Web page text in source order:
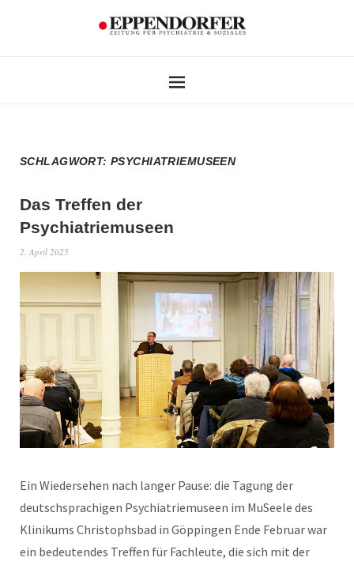
SCHLAGWORT:PSYCHIATRIEMUSEEN
Das Treffen der
Psychiatriemuseen
2. April 2025
Ein Wiedersehen nach langer Pause: die Tagung der
deutschsprachigen Psychiatriemuseen im MuSeele des
Klinikums Christophsbad in Göppingen Ende Februar war
ein bedeutendes Treffen für Fachleute, die sich mit der